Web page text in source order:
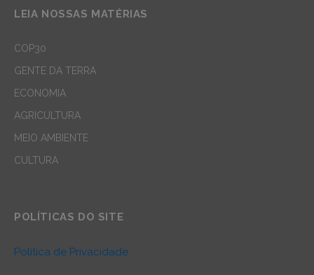
LEIA NOSSAS MATÉRIAS
COP30
GENTE DA TERRA
ECONOMIA
AGRICULTURA
MEIO AMBIENTE
CULTURA
POLÍTICAS DO SITE
Política de Privacidade